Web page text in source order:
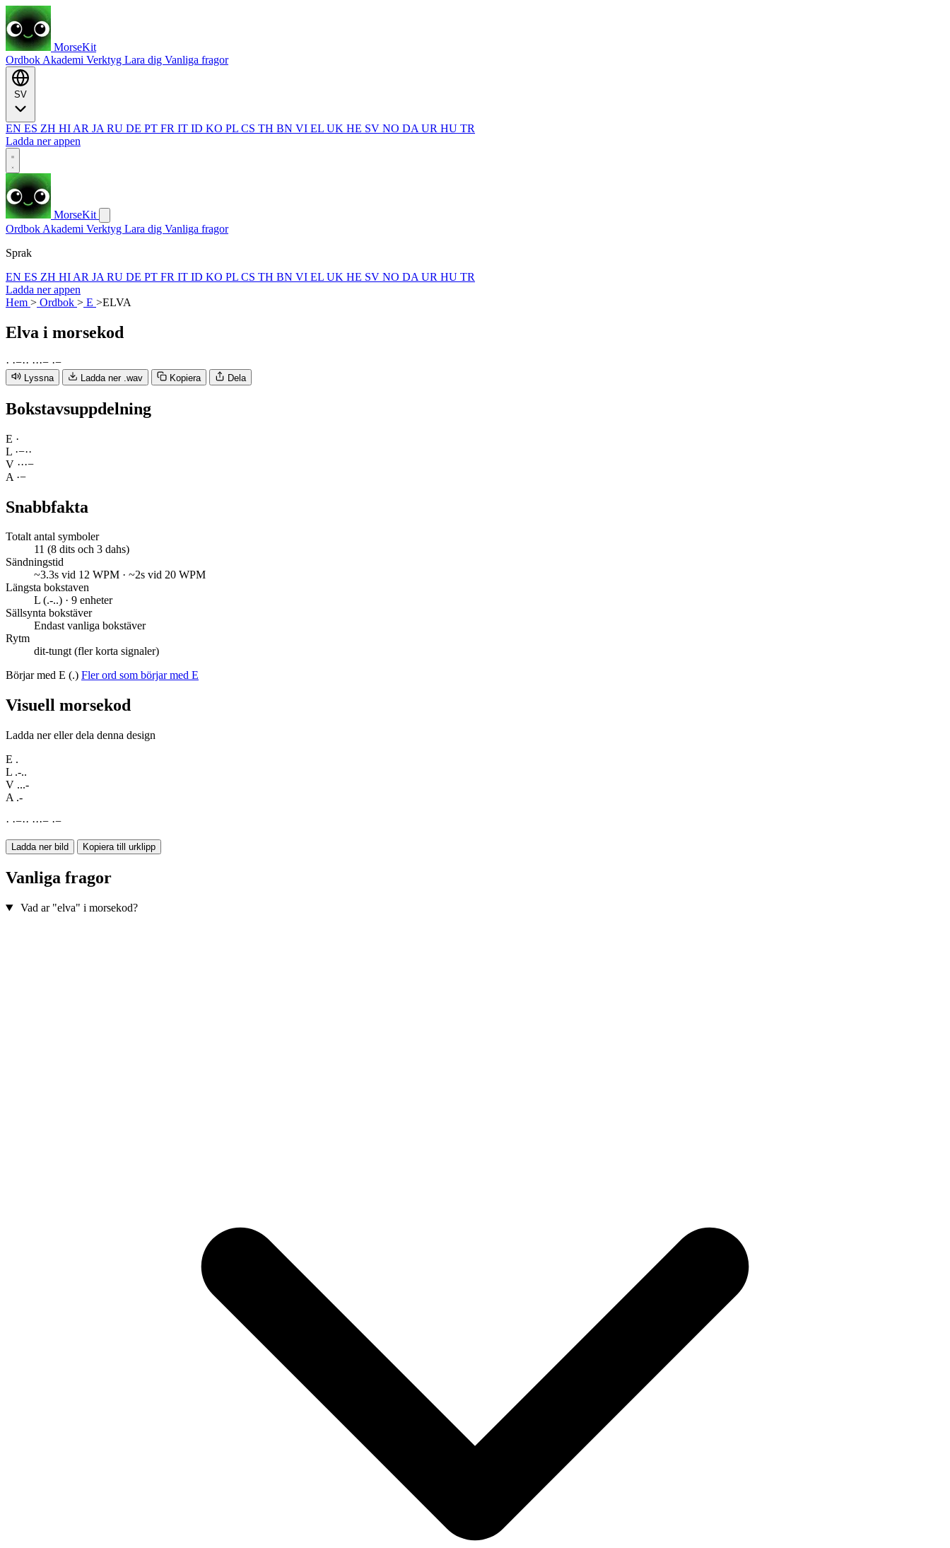
MorseKit
Ordbok Akademi Verktyg Lara dig Vanliga fragor
EN ES ZH HI AR JA RU DE PT FR IT ID KO PL CS TH BN VI EL UK HE SV NO DA UR HU TR
Ladda ner appen
MorseKit
Ordbok Akademi Verktyg Lara dig Vanliga fragor
Sprak
EN ES ZH HI AR JA RU DE PT FR IT ID KO PL CS TH BN VI EL UK HE SV NO DA UR HU TR
Ladda ner appen
Hem > Ordbok > E >ELVA
Elva i morsekod
· ·−·· ···− ·−
Lyssna Ladda ner .wav Kopiera Dela
Bokstavsuppdelning
E ·
L ·−··
V ···−
A ·−
Snabbfakta
Totalt antal symboler
11 (8 dits och 3 dahs)
Sändningstid
~3.3s vid 12 WPM · ~2s vid 20 WPM
Längsta bokstaven
L (.-..) · 9 enheter
Sällsynta bokstäver
Endast vanliga bokstäver
Rytm
dit-tungt (fler korta signaler)
Börjar med E (.) Fler ord som börjar med E
Visuell morsekod
Ladda ner eller dela denna design
E .
L .-..
V ...-
A .-
· ·−·· ···− ·−
Ladda ner bild Kopiera till urklipp
Vanliga fragor
Vad ar "elva" i morsekod?